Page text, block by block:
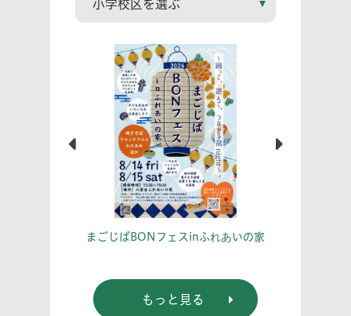
まごじばBONフェスinふれあいの家
もっと見る